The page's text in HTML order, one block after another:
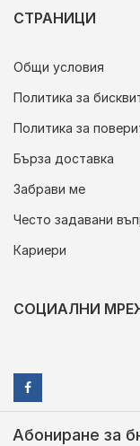
СТРАНИЦИ
Общи условия
Политика за
Политика за
Бърза доставка
Забрави ме
Често задавани
Кариери
СОЦИАЛНИ
Абониране за